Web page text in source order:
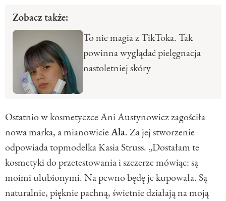
Zobacz także:
To nie magia z TikToka. Tak
powinna wyglądać pielęgnacja
nastoletniej skóry
Ostatnio w kosmetyczce Ani Austynowicz zagościła
nowa marka, a mianowicieAla. Za jej stworzenie
odpowiada topmodelka Kasia Struss. „Dostałam te
kosmetyki do przetestowania i szczerze mówiąc: są
moimi ulubionymi. Na pewno będę je kupowała. Są
naturalnie, pięknie pachną, świetnie działają na moją